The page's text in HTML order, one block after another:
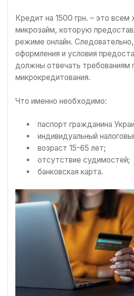
Кредит на 1500 грн. – это всем
микрозайм, которую
режиме онлайн.
оформления и условия
должны отвечать требованиям
микрокредитования.
Что именно необходимо:
паспорт гражданина
индивидуальный
возраст 15-65 лет;
отсутствие судимостей;
банковская карта.